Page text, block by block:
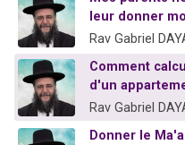
leur donner
Rav Gabriel
Comment
d'un
Rav Gabriel
Donner le